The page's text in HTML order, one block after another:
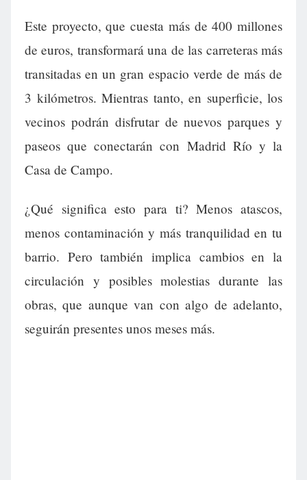
Este proyecto, que cuesta más de 400 millones
de euros, transformará una de las carreteras más
transitadas en un gran espacio verde de más de
3 kilómetros. Mientras tanto, en superficie, los
vecinos podrán disfrutar de nuevos parques y
paseos que conectarán con Madrid Río y la
Casa de Campo.
¿Qué significa esto para ti? Menos atascos,
menos contaminación y más tranquilidad en tu
barrio. Pero también implica cambios en la
circulación y posibles molestias durante las
obras, que aunque van con algo de adelanto,
seguirán presentes unos meses más.